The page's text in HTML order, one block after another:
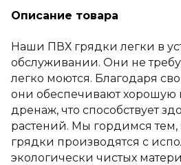
Описание товара
Наши ПВХ грядки легки в
обслуживании. Они не
легко моются. Благодаря
они обеспечивают хорошую
дренаж, что способствует
растений. Мы гордимся
грядки производятся с
экологически чистых